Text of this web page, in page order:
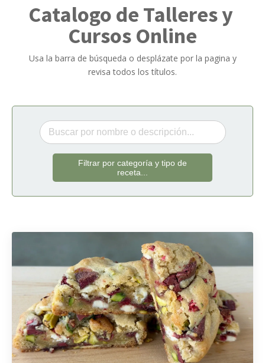
Catalogo de Talleres y
Cursos Online
Usa la barra de búsqueda o desplázate por la pagina y
revisa todos los títulos.
Filtrar por categoría y tipo de
receta...